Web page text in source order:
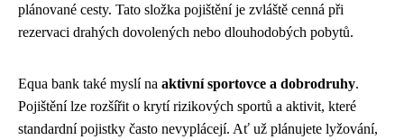
plánované cesty. Tato složka pojištění je zvláště cenná při
rezervaci drahých dovolených nebo dlouhodobých pobytů.
Equa bank také myslí na aktivní sportovce a dobrodruhy.
Pojištění lze rozšířit o krytí rizikových sportů a aktivit, které
standardní pojistky často nevyplácejí. Ať už plánujete lyžování,